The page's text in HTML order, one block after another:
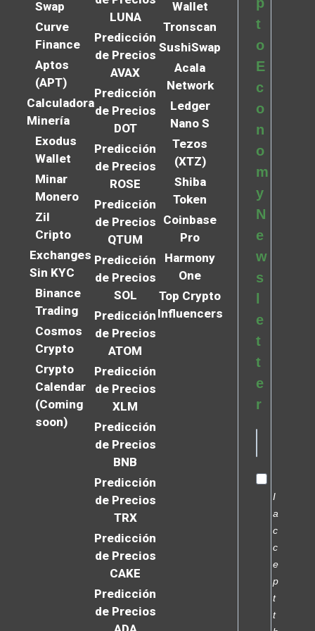
Swap
Curve
Finance
Aptos
(APT)
Calculadora
Minería
Exodus
Wallet
Minar
Monero
Zil
Cripto
Exchanges
Sin KYC
Binance
Trading
Cosmos
Crypto
Crypto
Calendar
(Coming
soon)
LUNA
Predicción
de Precios
AVAX
Predicción
de Precios
DOT
Predicción
de Precios
ROSE
Predicción
de Precios
QTUM
Predicción
de Precios
SOL
Predicción
de Precios
ATOM
Predicción
de Precios
XLM
Predicción
de Precios
BNB
Predicción
de Precios
TRX
Predicción
de Precios
CAKE
Predicción
de Precios
Wallet
Tronscan
SushiSwap
Acala
Network
Ledger
Nano S
Tezos
(XTZ)
Shiba
Token
Coinbase
Pro
Harmony
One
Top Crypto
Influencers
t
o
E
c
o
n
o
m
y
N
e
w
s
l
e
t
t
e
r
I
a
c
c
e
p
t
t